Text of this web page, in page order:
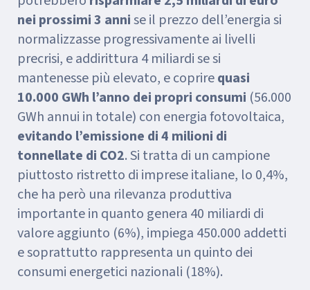
nei prossimi 3 annise il prezzo dell’energia si
normalizzasse progressivamente ai livelli
precrisi, e addirittura 4 miliardi se si
mantenesse più elevato, e coprirequasi
10.000 GWh l’anno dei propri consumi (56.000
GWh annui in totale) con energia fotovoltaica,
evitando l’emissione di 4 milioni di
tonnellate di CO2. Si tratta di un campione
piuttosto ristretto di imprese italiane, lo 0,4%,
che ha però una rilevanza produttiva
importante in quanto genera 40 miliardi di
valore aggiunto (6%), impiega 450.000 addetti
e soprattutto rappresenta un quinto dei
consumi energetici nazionali (18%).